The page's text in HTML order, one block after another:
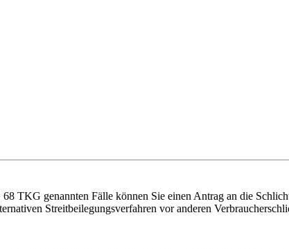
TKG genannten Fälle können Sie einen Antrag an die
Streitbeilegungsverfahren vor anderen